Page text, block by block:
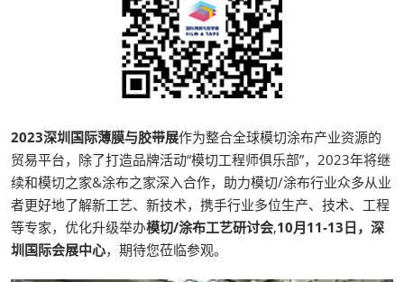
2023深圳国际薄膜与胶带展作为整合全球模切涂布产业资源的
贸易平台，除了打造品牌活动“模切工程师俱乐部”，2023年将继
续和模切之家&涂布之家深入合作，助力模切/涂布行业众多从业
者更好地了解新工艺、新技术，携手行业多位生产、技术、工程
等专家，优化升级举办模切/涂布工艺研讨会,10月11-13日，深
圳国际会展中心，期待您莅临参观。